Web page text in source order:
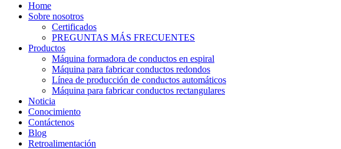
Home
Sobre nosotros
Certificados
PREGUNTAS MÁS FRECUENTES
Productos
Máquina formadora de conductos en espiral
Máquina para fabricar conductos redondos
Línea de producción de conductos automáticos
Máquina para fabricar conductos rectangulares
Noticia
Conocimiento
Contáctenos
Blog
Retroalimentación